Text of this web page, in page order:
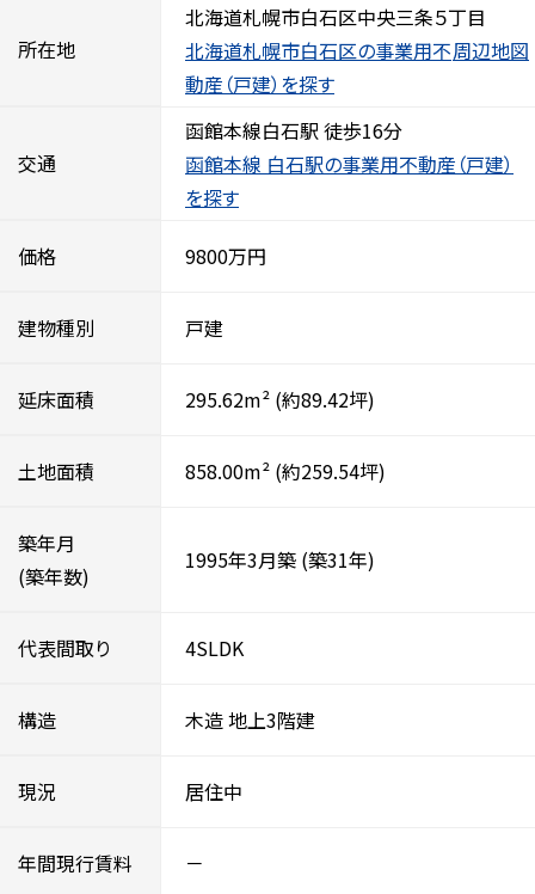
所在地
北海道札幌市白石区中央三条５丁目
周辺地図
北海道札幌市白石区の事業用不
動産（戸建）を探す
交通
函館本線白石駅 徒歩16分
函館本線 白石駅の事業用不動産（戸建）
を探す
価格 9800万円
建物種別 戸建
延床面積 295.62m² (約89.42坪)
土地面積 858.00m² (約259.54坪)
築年月
(築年数)
1995年3月築 (築31年)
代表間取り 4SLDK
構造 木造地上3階建
現況 居住中
年間現行賃料 －